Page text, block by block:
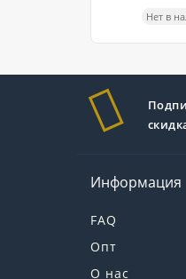
Нет в
Информация
FAQ
Опт
О нас